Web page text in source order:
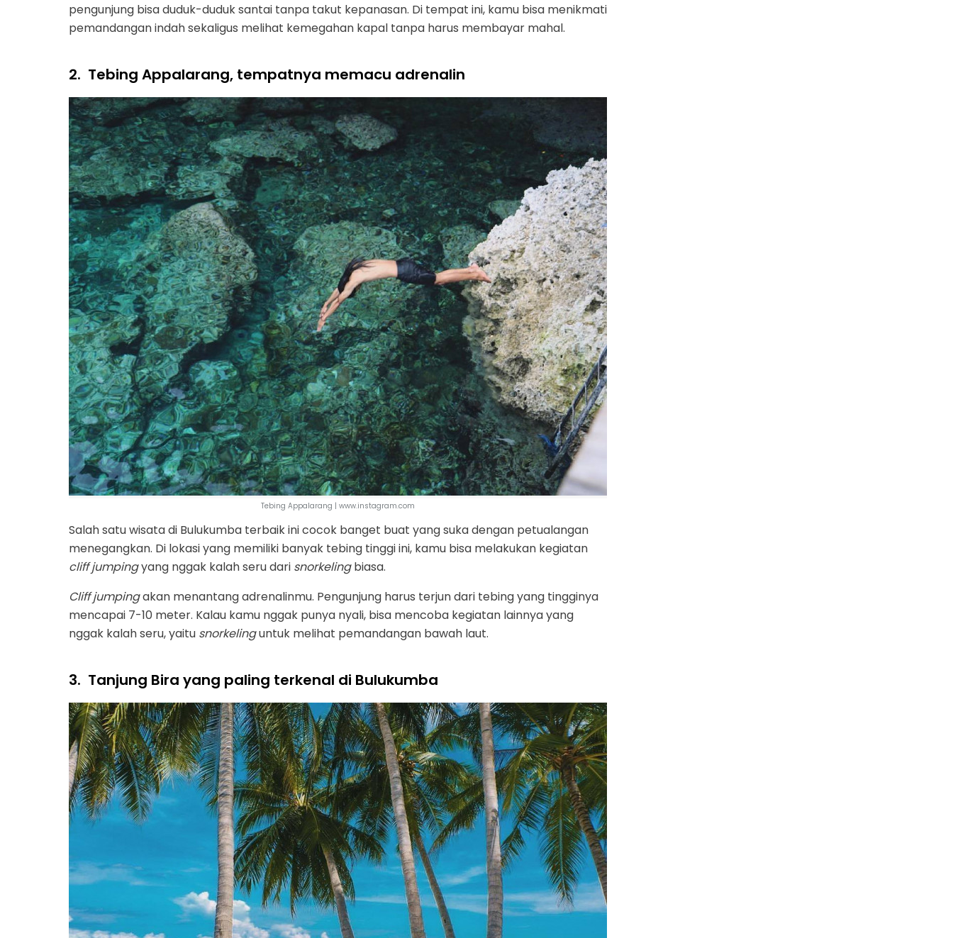
pengunjung bisa duduk-duduk santai tanpa takut kepanasan. Di tempat ini, kamu bisa menikmati
pemandangan indah sekaligus melihat kemegahan kapal tanpa harus membayar mahal.
2. Tebing Appalarang, tempatnya memacu adrenalin
Tebing Appalarang | www.instagram.com
Salah satu wisata di Bulukumba terbaik ini cocok banget buat yang suka dengan petualangan
menegangkan. Di lokasi yang memiliki banyak tebing tinggi ini, kamu bisa melakukan kegiatan
cliff jumpingyang nggak kalah seru dari snorkelingbiasa.
Cliff jumpingakan menantang adrenalinmu. Pengunjung harus terjun dari tebing yang tingginya
mencapai 7-10 meter. Kalau kamu nggak punya nyali, bisa mencoba kegiatan lainnya yang
nggak kalah seru, yaitu snorkelinguntuk melihat pemandangan bawah laut.
3. Tanjung Bira yang paling terkenal di Bulukumba